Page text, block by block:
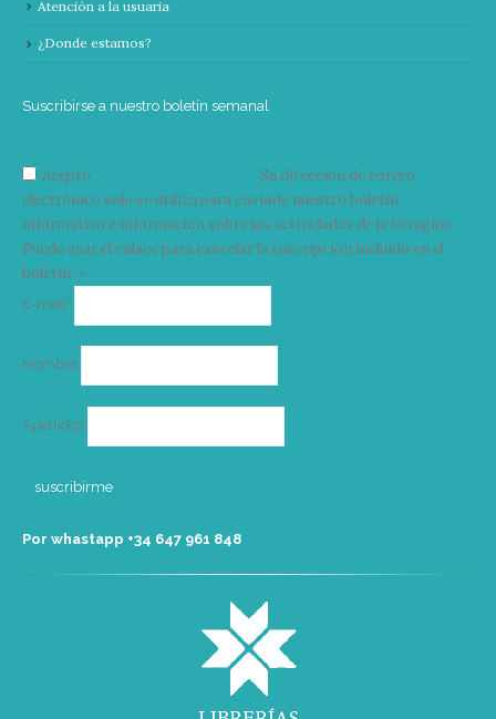
Atención a la usuaria
¿Donde estamos?
Suscribirse a nuestro boletín semanal
Acepto
Su dirección de correo
electrónico solo se utiliza para enviarle nuestro boletín
informativo e información sobre las actividades de la Vorágine.
Puede usar el enlace para cancelar la suscripción incluido en el
boletín. >
E-mail*
Nombre
Apellidos
Por whastapp +34 ‭647 961 848‬